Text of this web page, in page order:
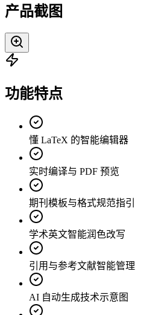
产品截图
功能特点
懂 LaTeX 的智能编辑器
实时编译与 PDF 预览
期刊模板与格式规范指引
学术英文智能润色改写
引用与参考文献智能管理
AI 自动生成技术示意图